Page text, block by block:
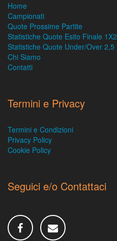
Home
Campionati
Quote Prossime Partite
Statistiche Quote Esito Finale 1X2
Statistiche Quote Under/Over 2,5
Chi Siamo
Contatti
Termini e Privacy
Termini e Condizioni
Privacy Policy
Cookie Policy
Seguici e/o Contattaci